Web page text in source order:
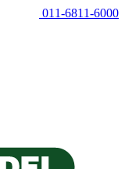
011-6811-6000